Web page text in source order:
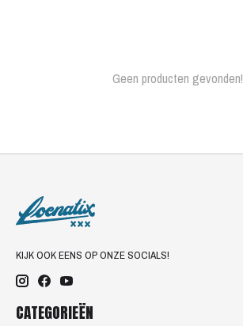
Geen producten gevonden!
KIJK OOK EENS OP ONZE SOCIALS!
CATEGORIEËN